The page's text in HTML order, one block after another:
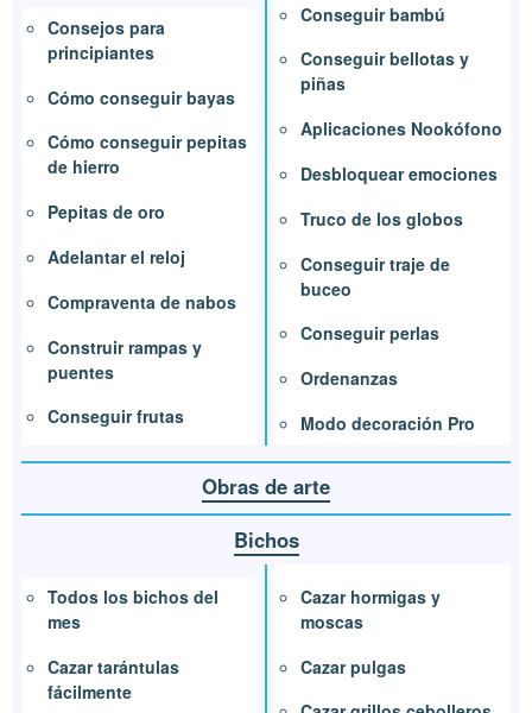
Consejos para
principiantes
Cómo conseguir bayas
Cómo conseguir pepitas
de hierro
Pepitas de oro
Adelantar el reloj
Compraventa de nabos
Construir rampas y
puentes
Conseguir frutas
Conseguir bambú
Conseguir bellotas y
piñas
Aplicaciones Nookófono
Desbloquear emociones
Truco de los globos
Conseguir traje de
buceo
Conseguir perlas
Ordenanzas
Modo decoración Pro
Obras de arte
Bichos
Todos los bichos del
mes
Cazar tarántulas
fácilmente
Cazar hormigas y
moscas
Cazar pulgas